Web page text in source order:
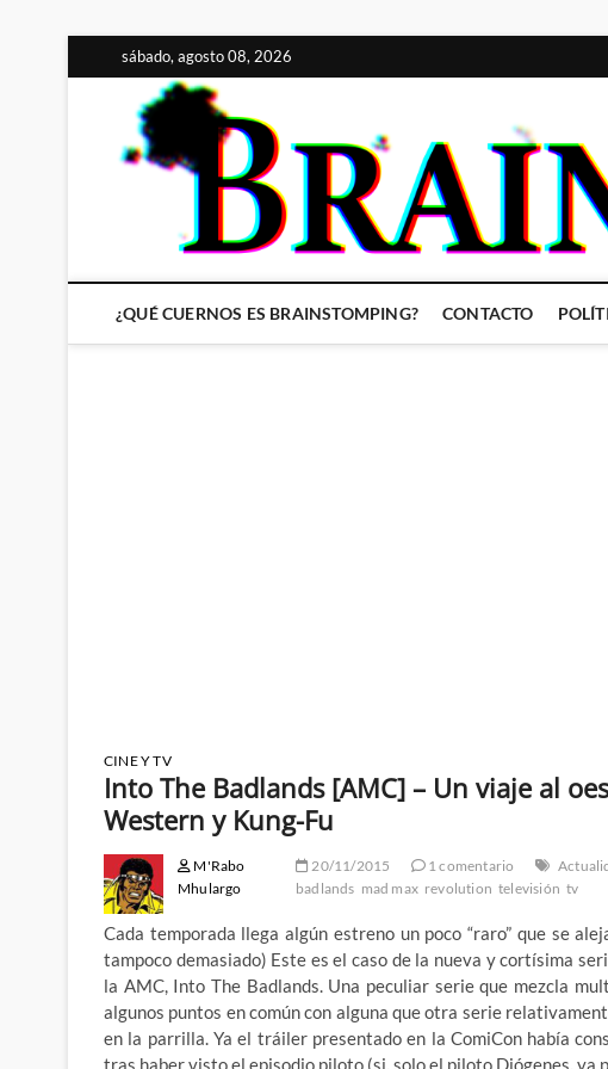
al
contenido
sábado, agosto 08, 2026
¿QUÉ CUERNOS ES BRAINSTOMPING? CONTACTO
CINE Y TV
Into The Badlands [AMC] – Un viaje al
Western y Kung-Fu
M'Rabo
Mhulargo
20/11/2015 1 comentario
badlands mad max revolution televisión tv
Cada temporada llega algún estreno un poco “raro” que se
tampoco demasiado) Este es el caso de la nueva y cortísima
la AMC, Into The Badlands. Una peculiar serie que mezcla
algunos puntos en común con alguna que otra serie
en la parrilla. Ya el tráiler presentado en la ComiCon había